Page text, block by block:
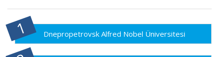
Dnepropetrovsk Alfred Nobel Üniversitesi